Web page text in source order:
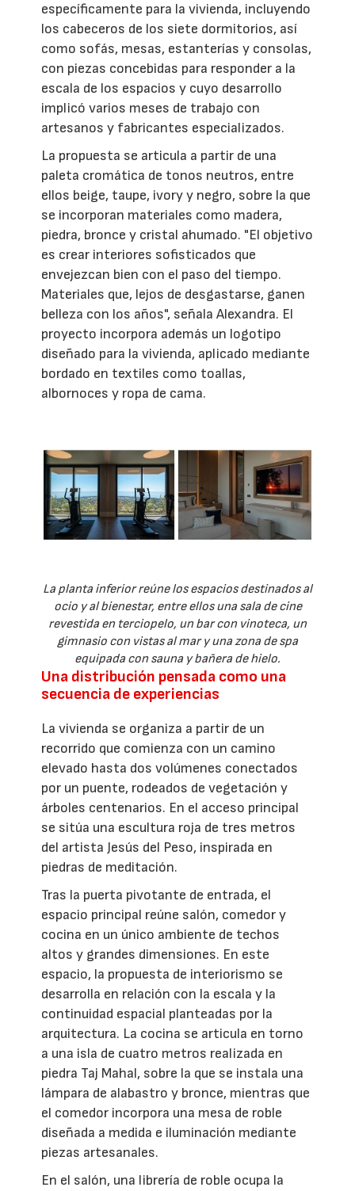
específicamente para la vivienda, incluyendo
los cabeceros de los siete dormitorios, así
como sofás, mesas, estanterías y consolas,
con piezas concebidas para responder a la
escala de los espacios y cuyo desarrollo
implicó varios meses de trabajo con
artesanos y fabricantes especializados.
La propuesta se articula a partir de una
paleta cromática de tonos neutros, entre
ellos beige, taupe, ivory y negro, sobre la que
se incorporan materiales como madera,
piedra, bronce y cristal ahumado. "El objetivo
es crear interiores sofisticados que
envejezcan bien con el paso del tiempo.
Materiales que, lejos de desgastarse, ganen
belleza con los años", señala Alexandra. El
proyecto incorpora además un logotipo
diseñado para la vivienda, aplicado mediante
bordado en textiles como toallas,
albornoces y ropa de cama.
La planta inferior reúne los espacios destinados al
ocio y al bienestar, entre ellos una sala de cine
revestida en terciopelo, un bar con vinoteca, un
gimnasio con vistas al mar y una zona de spa
equipada con sauna y bañera de hielo.
Una distribución pensada como una
secuencia de experiencias
La vivienda se organiza a partir de un
recorrido que comienza con un camino
elevado hasta dos volúmenes conectados
por un puente, rodeados de vegetación y
árboles centenarios. En el acceso principal
se sitúa una escultura roja de tres metros
del artista Jesús del Peso, inspirada en
piedras de meditación.
Tras la puerta pivotante de entrada, el
espacio principal reúne salón, comedor y
cocina en un único ambiente de techos
altos y grandes dimensiones. En este
espacio, la propuesta de interiorismo se
desarrolla en relación con la escala y la
continuidad espacial planteadas por la
arquitectura. La cocina se articula en torno
a una isla de cuatro metros realizada en
piedra Taj Mahal, sobre la que se instala una
lámpara de alabastro y bronce, mientras que
el comedor incorpora una mesa de roble
diseñada a medida e iluminación mediante
piezas artesanales.
En el salón, una librería de roble ocupa la